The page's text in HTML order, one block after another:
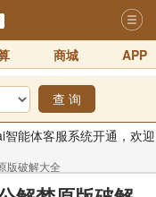
商城 APP
查 询
能体客服系统开通，欢迎
新程序及感觉！！
版破解大全